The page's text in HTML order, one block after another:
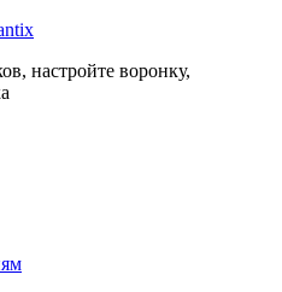
настройте воронку,